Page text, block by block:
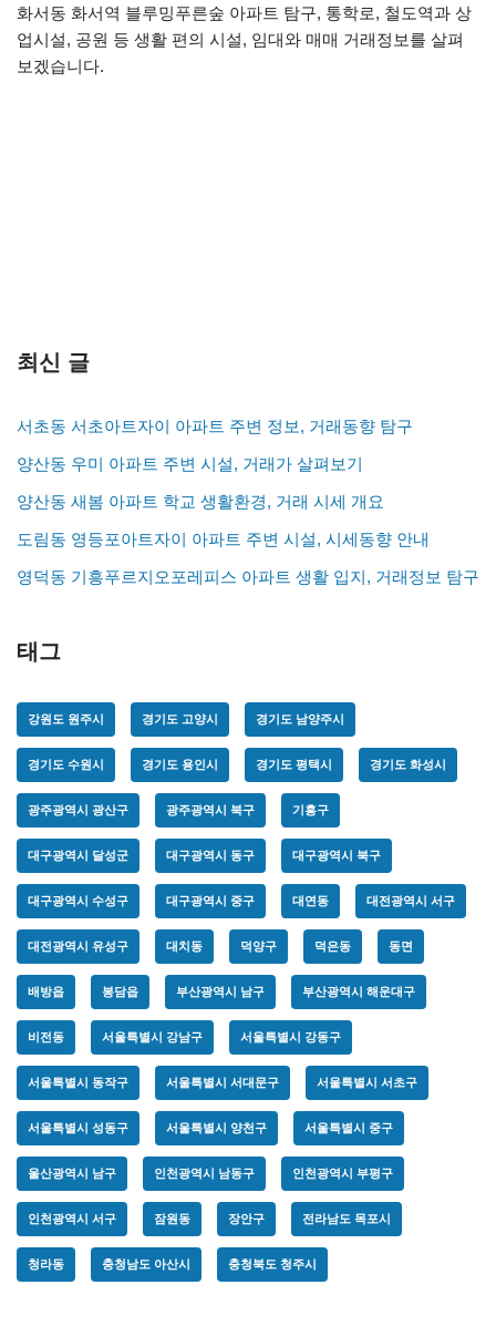
화서동 화서역 블루밍푸른숲 아파트 탐구, 통학로, 철도역과 상
업시설, 공원 등 생활 편의 시설, 임대와 매매 거래정보를 살펴
보겠습니다.
최신 글
서초동 서초아트자이 아파트 주변 정보, 거래동향 탐구
양산동 우미 아파트 주변 시설, 거래가 살펴보기
양산동 새봄 아파트 학교 생활환경, 거래 시세 개요
도림동 영등포아트자이 아파트 주변 시설, 시세동향 안내
영덕동 기흥푸르지오포레피스 아파트 생활 입지, 거래정보 탐구
태그
강원도 원주시 경기도 고양시 경기도 남양주시
경기도 수원시 경기도 용인시 경기도 평택시 경기도 화성시
광주광역시 광산구 광주광역시 북구 기흥구
대구광역시 달성군 대구광역시 동구 대구광역시 북구
대구광역시 수성구 대구광역시 중구 대연동 대전광역시 서구
대전광역시 유성구 대치동 덕양구 덕은동 동면
배방읍 봉담읍 부산광역시 남구 부산광역시 해운대구
비전동 서울특별시 강남구 서울특별시 강동구
서울특별시 동작구 서울특별시 서대문구 서울특별시 서초구
서울특별시 성동구 서울특별시 양천구 서울특별시 중구
울산광역시 남구 인천광역시 남동구 인천광역시 부평구
인천광역시 서구 잠원동 장안구 전라남도 목포시
청라동 충청남도 아산시 충청북도 청주시